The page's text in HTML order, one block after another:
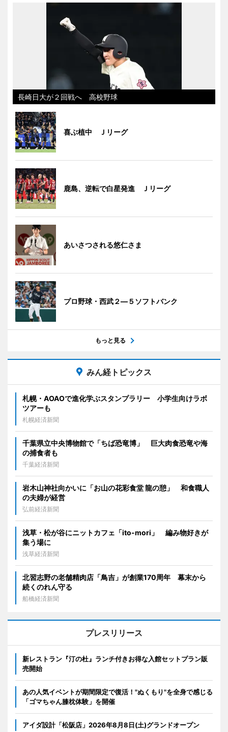
長崎日大が２回戦へ 高校野球
喜ぶ植中 Ｊリーグ
鹿島、逆転で白星発進 Ｊリーグ
あいさつされる悠仁さま
プロ野球・西武２―５ソフトバンク
もっと見る
みん経トピックス
札幌・AOAOで進化学ぶスタンプラリー 小学生向けラボ
ツアーも
札幌経済新聞
千葉県立中央博物館で「ちば恐竜博」 巨大肉食恐竜や海
の捕食者も
千葉経済新聞
岩木山神社向かいに「お山の花彩食堂 龍の憩」 和食職人
の夫婦が経営
弘前経済新聞
浅草・松が谷にニットカフェ「ito-mori」 編み物好きが
集う場に
浅草経済新聞
北習志野の老舗精肉店「鳥吉」が創業170周年 幕末から
続くのれん守る
船橋経済新聞
プレスリリース
新レストラン『汀の杜』ランチ付きお得な入館セットプラン販
売開始
あの人気イベントが期間限定で復活！"ぬくもり"を全身で感じる
「ゴマちゃん膝枕体験」を開催
アイダ設計「松阪店」2026年8月8日(土)グランドオープン